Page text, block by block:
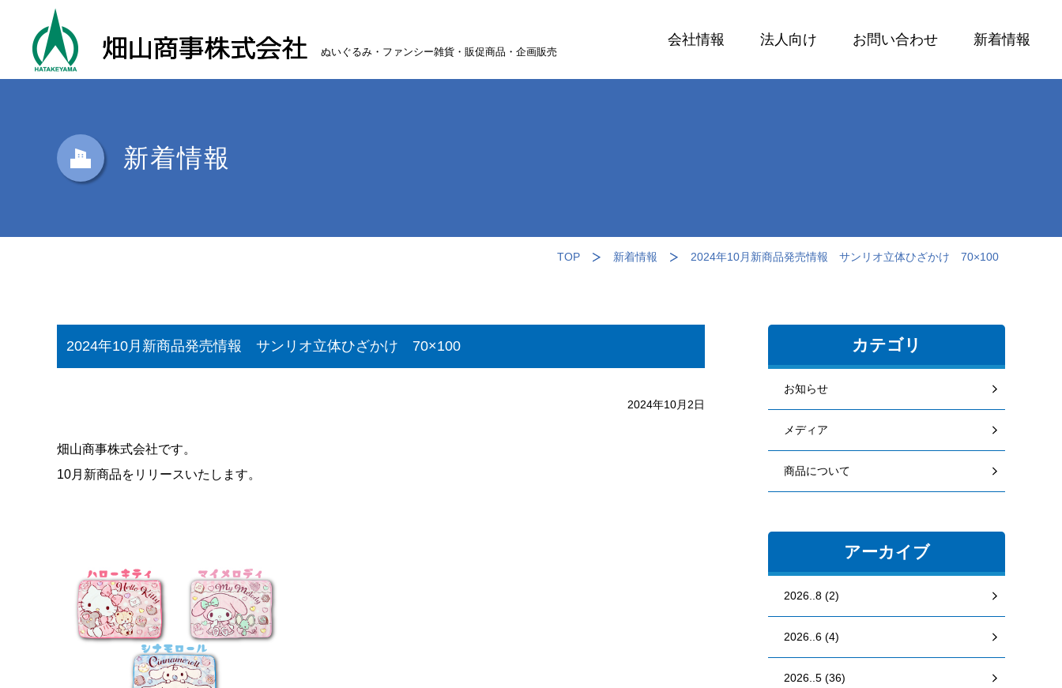
ぬいぐるみ・ファンシー雑貨・販促商品・企画販売
会社情報 法人向け お問い合わせ 新着情報
新着情報
TOP 新着情報 2024年10月新商品発売情報 サンリオ立体ひざかけ 70×100
2024年10月新商品発売情報 サンリオ立体ひざかけ 70×100
2024年10月2日
畑山商事株式会社です。
10月新商品をリリースいたします。
カテゴリ
お知らせ
メディア
商品について
アーカイブ
2026..8 (2)
2026..6 (4)
2026..5 (36)